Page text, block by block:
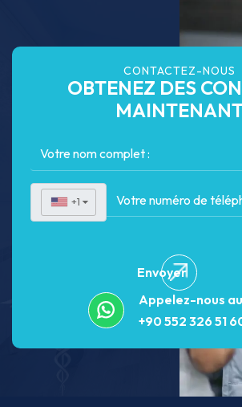
CONTACTEZ-NOUS
OBTENEZ DES
+1 ▼
Envoyer
Appelez-nous
+90 552 326 51